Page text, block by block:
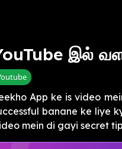
இல்
App ke is video
banane ke liye
mein di gayi secret